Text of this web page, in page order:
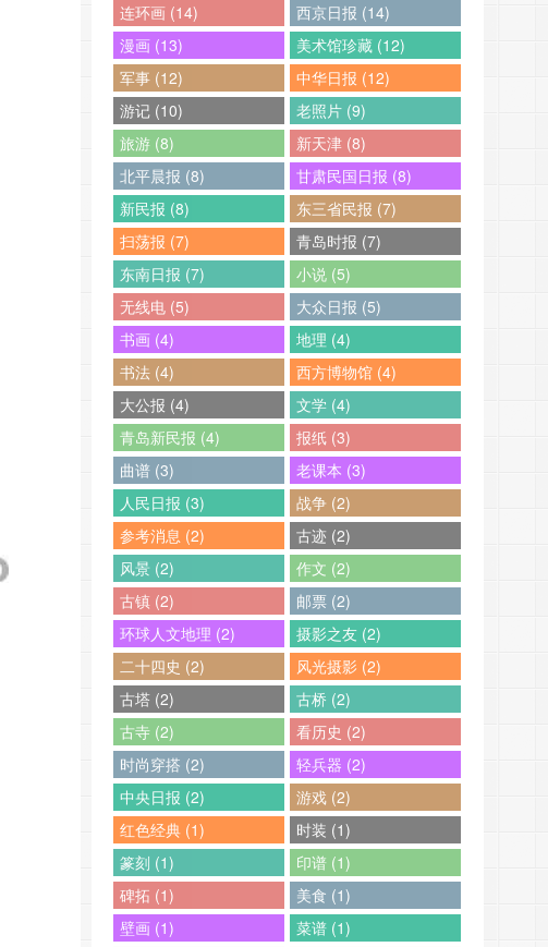
连环画 (14)
西京日报 (14)
漫画 (13)
美术馆珍藏 (12)
军事 (12)
中华日报 (12)
游记 (10)
老照片 (9)
旅游 (8)
新天津 (8)
北平晨报 (8)
甘肃民国日报 (8)
新民报 (8)
东三省民报 (7)
扫荡报 (7)
青岛时报 (7)
东南日报 (7)
小说 (5)
无线电 (5)
大众日报 (5)
书画 (4)
地理 (4)
书法 (4)
西方博物馆 (4)
大公报 (4)
文学 (4)
青岛新民报 (4)
报纸 (3)
曲谱 (3)
老课本 (3)
人民日报 (3)
战争 (2)
参考消息 (2)
古迹 (2)
风景 (2)
作文 (2)
古镇 (2)
邮票 (2)
环球人文地理 (2)
摄影之友 (2)
二十四史 (2)
风光摄影 (2)
古塔 (2)
古桥 (2)
古寺 (2)
看历史 (2)
时尚穿搭 (2)
轻兵器 (2)
中央日报 (2)
游戏 (2)
红色经典 (1)
时装 (1)
篆刻 (1)
印谱 (1)
碑拓 (1)
美食 (1)
壁画 (1)
菜谱 (1)